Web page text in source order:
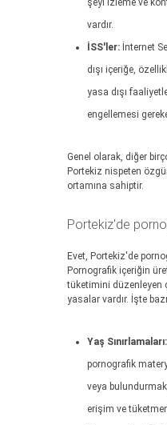
şeyi izleme ve
vardır.
İSS'ler: İnternet
dışı içeriğe,
yasa dışı
engellemesi
Genel olarak, diğer
Portekiz nispeten
ortamına sahiptir.
Portekiz'de
Evet, Portekiz'de
Pornografik içeriğin
tüketimini düzenleyen
yasalar vardır. İşte
Yaş Sınırlamaları:
pornografik
veya bulundurmak
erişim ve